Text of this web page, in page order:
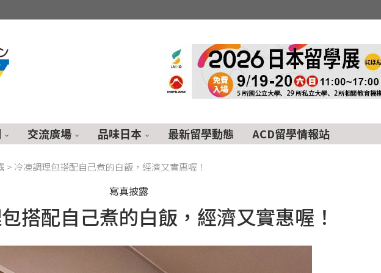
交流廣場 品味日本 最新留學動態 ACD留學情報站
> 冷凍調理包搭配自己煮的白飯，經濟又實惠喔！
寫真披露
搭配自己煮的白飯，經濟又實惠喔！